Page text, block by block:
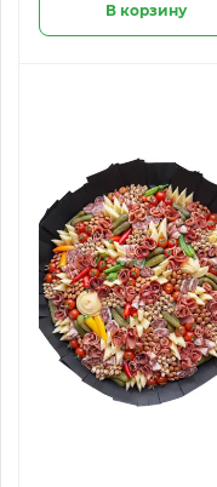
В корзину